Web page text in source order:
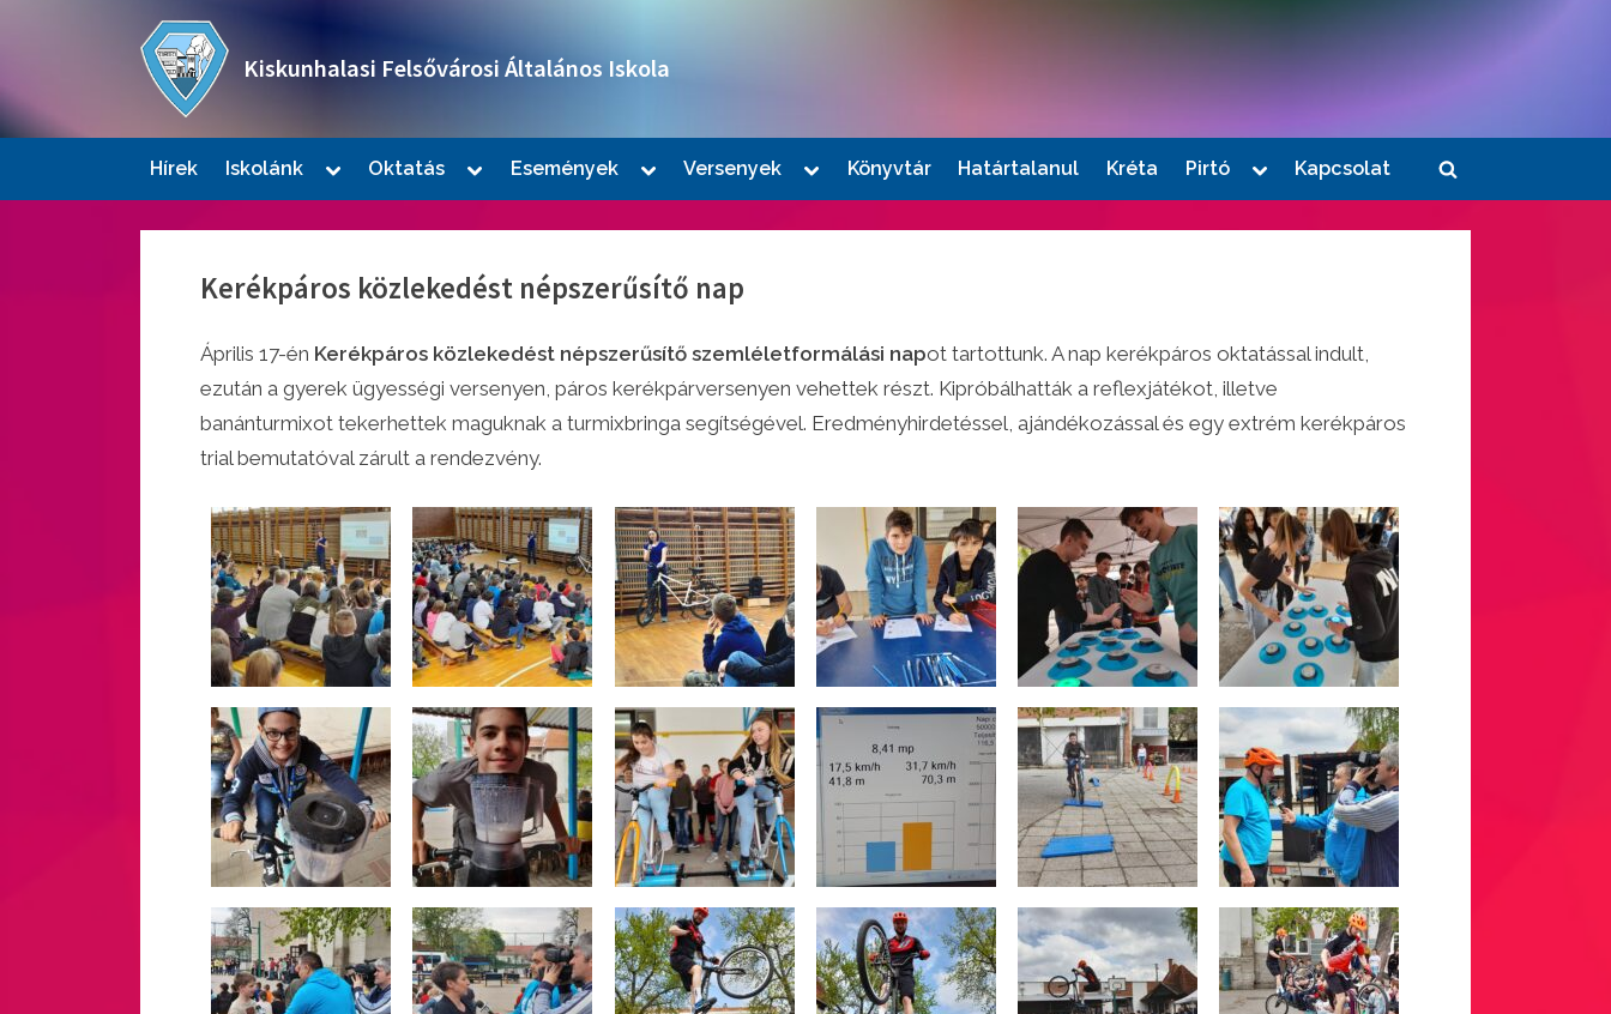
Kiskunhalasi Felsővárosi Általános Iskola
Hírek Iskolánk
Toggle
menu
Toggle
menu
Toggle
menu
Oktatás
Toggle
menu
Események
Toggle
menu
Versenyek
Toggle
menu
Könyvtár Határtalanul Kréta Pirtó
Toggle
menu
Kapcsolat
Toggle
Kerékpáros közlekedést népszerűsítő nap
Április 17-én Kerékpáros közlekedést népszerűsítő szemléletformálási napot tartottunk. A nap kerékpáros oktatással indult,
ezután a gyerek ügyességi versenyen, páros kerékpárversenyen vehettek részt. Kipróbálhatták a reflexjátékot, illetve
banánturmixot tekerhettek maguknak a turmixbringa segítségével. Eredményhirdetéssel, ajándékozással és egy extrém kerékpáros
trial bemutatóval zárult a rendezvény.